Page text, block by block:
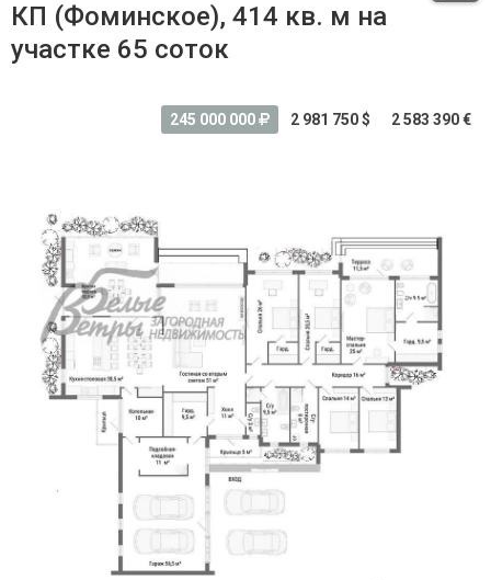
КП (Фоминское), 414 кв. м на
участке 65 соток
245 000 000 2 981 750 $ 2 583 390 €